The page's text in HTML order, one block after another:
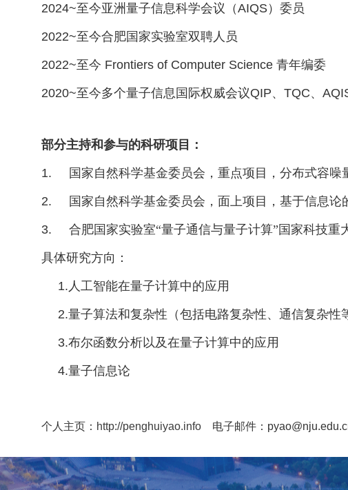
2024~至今亚洲量子信息科学会议（AIQS）委员
2022~至今合肥国家实验室双聘人员
2022~至今 Frontiers of Computer Science 青年编委
2020~至今多个量子信息国际权威会议QIP、 TQC、
部分主持和参与的科研项目：
1. 国家自然科学基金委员会，重点项目，分布式容噪
2. 国家自然科学基金委员会，面上项目，基于信息论
3. 合肥国家实验室“量子通信与量子计算”国家科技重
具体研究方向：
1. 人工智能在量子计算中的应用
2.量子算法和复杂性（包括电路复杂性、通信复杂性
3.布尔函数分析以及在量子计算中的应用
4.量子信息论
个人主页： http://penghuiyao.info 电子邮件：